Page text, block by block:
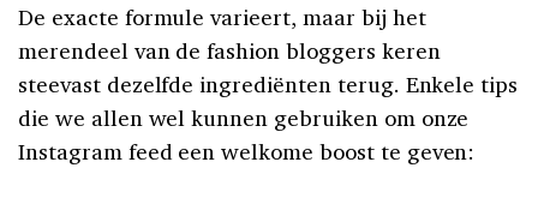
De exacte formule varieert, maar bij het
merendeel van de fashion bloggers keren
steevast dezelfde ingrediënten terug. Enkele tips
die we allen wel kunnen gebruiken om onze
Instagram feed een welkome boost te geven: